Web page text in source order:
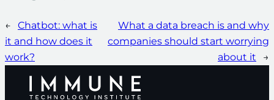
←
Chatbot: what is
it and how does it
work?
What a data breach is and why
companies should start worrying
about it
→